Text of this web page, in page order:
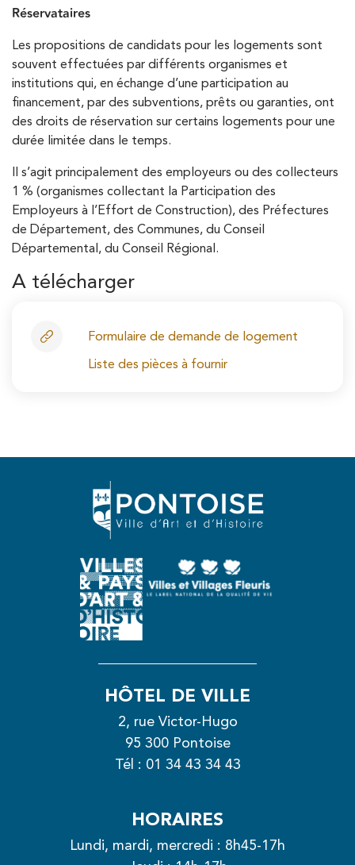
Réservataires
Les propositions de candidats pour les logements sont
souvent effectuées par différents organismes et
institutions qui, en échange d’une participation au
financement, par des subventions, prêts ou garanties, ont
des droits de réservation sur certains logements pour une
durée limitée dans le temps.
Il s’agit principalement des employeurs ou des collecteurs
1 % (organismes collectant la Participation des
Employeurs à l’Effort de Construction), des Préfectures
de Département, des Communes, du Conseil
Départemental, du Conseil Régional.
A télécharger
Formulaire de demande de logement
Liste des pièces à fournir
HÔTEL DE VILLE
2, rue Victor-Hugo
95 300 Pontoise
Tél : 01 34 43 34 43
HORAIRES
Lundi, mardi, mercredi : 8h45-17h